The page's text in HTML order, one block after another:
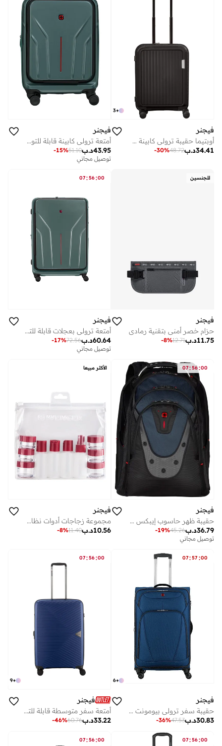
+
3
فيجنر
أوبتيما حقيبة ترولي كابينة صلبة قابلة للتوسيع 57 سم أسود
د.ب34.41
48.72
-30%
فيجنر
أمتعة ترولي كابينة قابلة للتوسيع من أمبليكس سم بلون بحيرة عميقة
د.ب43.95
51.10
-15%
توصيل مجاني
للجنسين
فيجنر
حزام خصر أمني بتقنية رمادي
د.ب11.75
12.71
-8%
07:56:00
فيجنر
أمتعة ترولي بعجلات قابلة للتوسيع سم من أمبليكس بلون أزرق عميق
د.ب60.64
72.56
-17%
توصيل مجاني
07:56:00
فيجنر
حقيبة ظهر حاسوب إيبكس 17 بوصة - أزرق
د.ب36.79
45.26
-19%
توصيل مجاني
الأكثر مبيعا
فيجنر
مجموعة زجاجات أدوات نظافة بحجم السفر - شفاف - 611888
د.ب10.56
11.40
-8%
07:57 :00
+
6
فيجنر
حقيبة سفر ترولي بيومونت لايت متوسطة قابلة للتوسيع 80 سم أزرق
د.ب30.83
47.53
-36%
07:56:00
+
9
فيجنر
أمتعة سفر متوسطة قابلة للتوسيع سم صلبة خفيفة للغاية - أزرق داكن
د.ب33.22
60.76
-46%
07:56:00
07:56:00